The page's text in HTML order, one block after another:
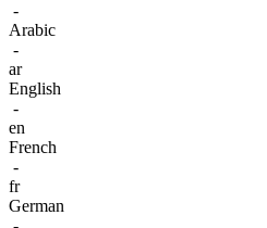
-
Arabic
-
ar
English
-
en
French
-
fr
German